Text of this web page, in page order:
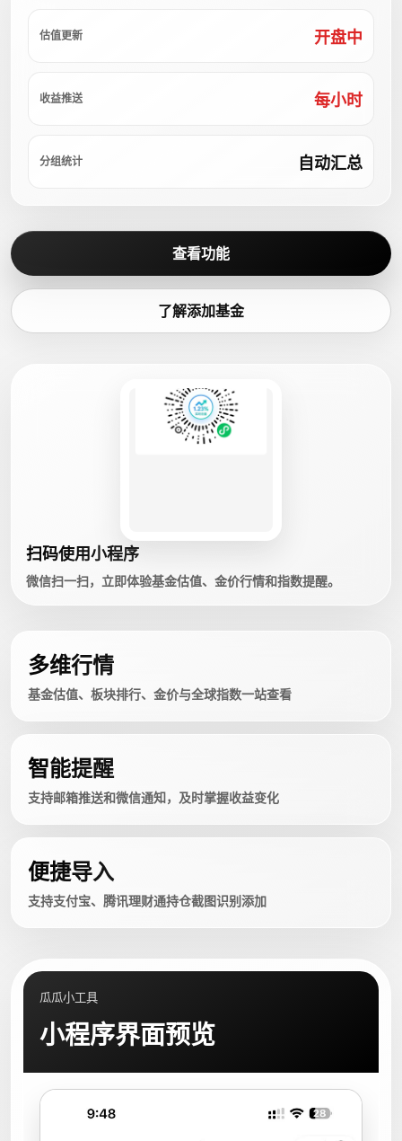
估值更新 开盘中
收益推送 每小时
分组统计 自动汇总
查看功能
了解添加基金
扫码使用小程序
微信扫一扫，立即体验基金估值、金价行情和指数提醒。
多维行情
基金估值、板块排行、金价与全球指数一站查看
智能提醒
支持邮箱推送和微信通知，及时掌握收益变化
便捷导入
支持支付宝、腾讯理财通持仓截图识别添加
瓜瓜小工具
小程序界面预览